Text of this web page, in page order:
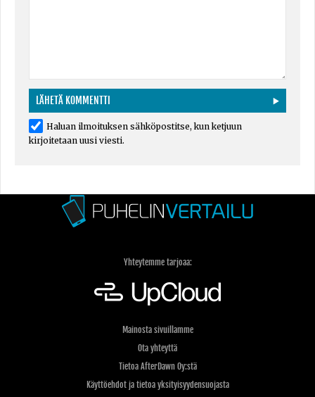
Haluan ilmoituksen sähköpostitse, kun ketjuun
kirjoitetaan uusi viesti.
Yhteytemme tarjoaa:
Mainosta sivuillamme
Ota yhteyttä
Tietoa AfterDawn Oy:stä
Käyttöehdot ja tietoa yksityisyydensuojasta